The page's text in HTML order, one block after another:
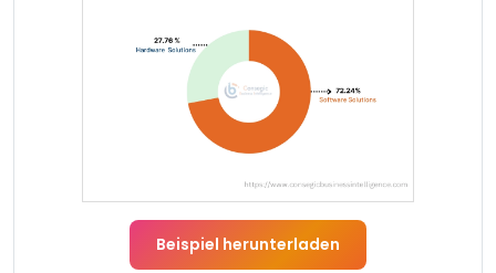
Beispiel herunterladen